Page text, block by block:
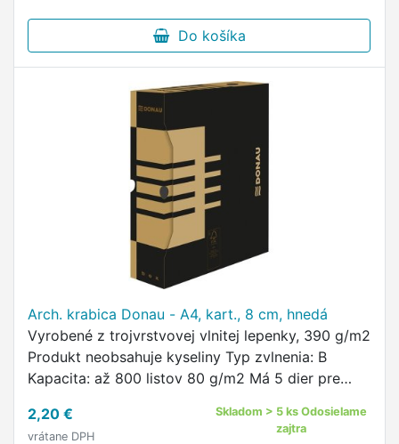
Do košíka
Arch. krabica Donau - A4, kart., 8 cm, hnedá
Vyrobené z trojvrstvovej vlnitej lepenky, 390 g/m2
Produkt neobsahuje kyseliny Typ zvlnenia: B
Kapacita: až 800 listov 80 g/m2 Má 5 dier pre
strán Vďaka špeciálnej …
2,20 €
vrátane DPH
Skladom > 5 ks Odosielame
zajtra